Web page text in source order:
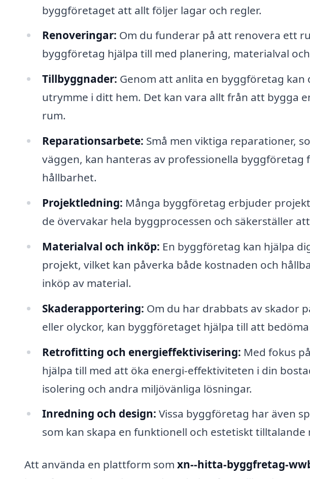
byggföretaget att allt följer lagar och regler.
Renoveringar: Om du funderar på att renovera ett
byggföretag hjälpa till med planering, materialval
Tillbyggnader: Genom att anlita en byggföretag kan
utrymme i ditt hem. Det kan vara allt från att bygga
rum.
Reparationsarbete: Små men viktiga reparationer,
väggen, kan hanteras av professionella byggföretag
hållbarhet.
Projektledning: Många byggföretag erbjuder
de övervakar hela byggprocessen och säkerställer
Materialval och inköp: En byggföretag kan hjälpa
projekt, vilket kan påverka både kostnaden och
inköp av material.
Skaderapportering: Om du har drabbats av skador
eller olyckor, kan byggföretaget hjälpa till att
Retrofitting och energieffektivisering: Med fokus
hjälpa till med att öka energi-effektiviteten i din
isolering och andra miljövänliga lösningar.
Inredning och design: Vissa byggföretag har även
som kan skapa en funktionell och estetiskt tilltalande
Att använda en plattform som xn--hitta-byggfretag-